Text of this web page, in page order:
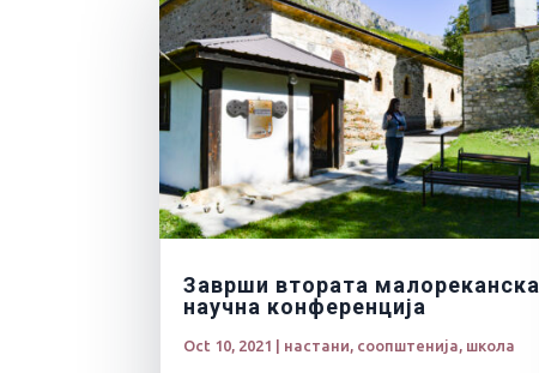
Заврши втората малореканска
научна конференција
Oct 10, 2021 настани, соопштенија, школа